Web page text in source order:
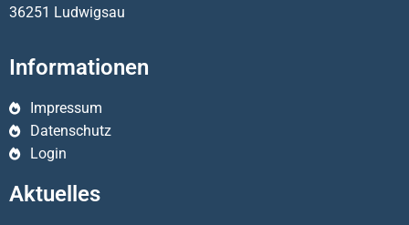
36251 Ludwigsau
Informationen
Impressum
Datenschutz
Login
Aktuelles